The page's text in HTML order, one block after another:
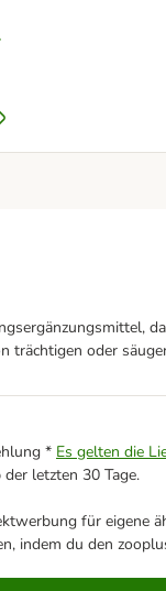
trächtigen oder
* Es gelten die
letzten 30 Tage.
für eigene
indem du den